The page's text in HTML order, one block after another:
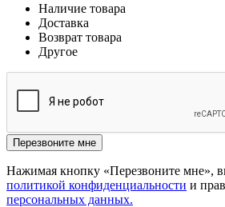
Наличие товара
Доставка
Возврат товара
Другое
Перезвоните мне
Нажимая кнопку «Перезвоните мне»,
политикой конфиденциальности и
персональных данных.